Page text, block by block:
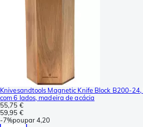
Knivesandtools Magnetic Knife Block B200-
com 6 lados, madeira de acácia
55,75 €
59,95 €
-7%poupar4,20